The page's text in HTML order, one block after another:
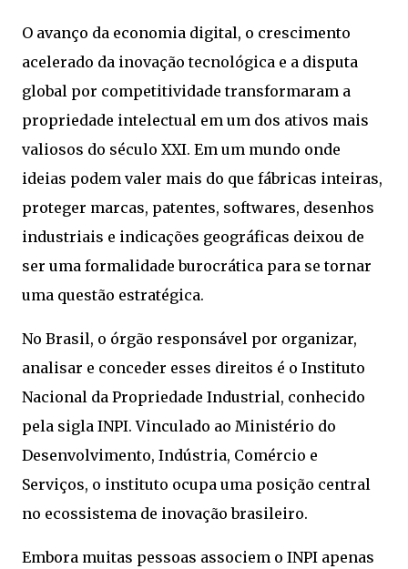
O avanço da economia digital, o crescimento
acelerado da inovação tecnológica e a disputa
global por competitividade transformaram a
propriedade intelectual em um dos ativos mais
valiosos do século XXI. Em um mundo onde
ideias podem valer mais do que fábricas inteiras,
proteger marcas, patentes, softwares, desenhos
industriais e indicações geográficas deixou de
ser uma formalidade burocrática para se tornar
uma questão estratégica.
No Brasil, o órgão responsável por organizar,
analisar e conceder esses direitos é o Instituto
Nacional da Propriedade Industrial, conhecido
pela sigla INPI. Vinculado ao Ministério do
Desenvolvimento, Indústria, Comércio e
Serviços, o instituto ocupa uma posição central
no ecossistema de inovação brasileiro.
Embora muitas pessoas associem o INPI apenas